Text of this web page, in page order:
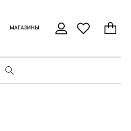
МАГАЗИНЫ